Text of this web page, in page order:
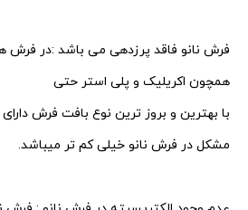
فرش نانو فاقد پرزدهی می باشد :در فرش
همچون اکریلیک و پلی استر حتی
با بهترین و بروز ترین نوع بافت فرش
مشکل در فرش نانو خیلی کم تر میباشد.